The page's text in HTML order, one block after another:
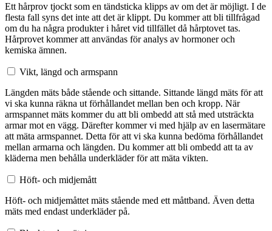
Ett hårprov tjockt som en tändsticka klipps av om det är möjligt. I de
flesta fall syns det inte att det är klippt. Du kommer att bli tillfrågad
om du ha några produkter i håret vid tillfället då hårptovet tas.
Hårprovet kommer att användas för analys av hormoner och
kemiska ämnen.
Vikt, längd och armspann
Längden mäts både stående och sittande. Sittande längd mäts för att
vi ska kunna räkna ut förhållandet mellan ben och kropp. När
armspannet mäts kommer du att bli ombedd att stå med utsträckta
armar mot en vägg. Därefter kommer vi med hjälp av en lasermätare
att mäta armspannet. Detta för att vi ska kunna bedöma förhållandet
mellan armarna och längden. Du kommer att bli ombedd att ta av
kläderna men behålla underkläder för att mäta vikten.
Höft- och midjemått
Höft- och midjemåttet mäts stående med ett måttband. Även detta
mäts med endast underkläder på.